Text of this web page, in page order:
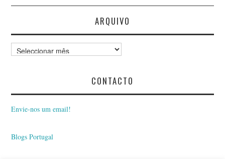
ARQUIVO
Arquivo
CONTACTO
Envie-nos um email!
Blogs Portugal